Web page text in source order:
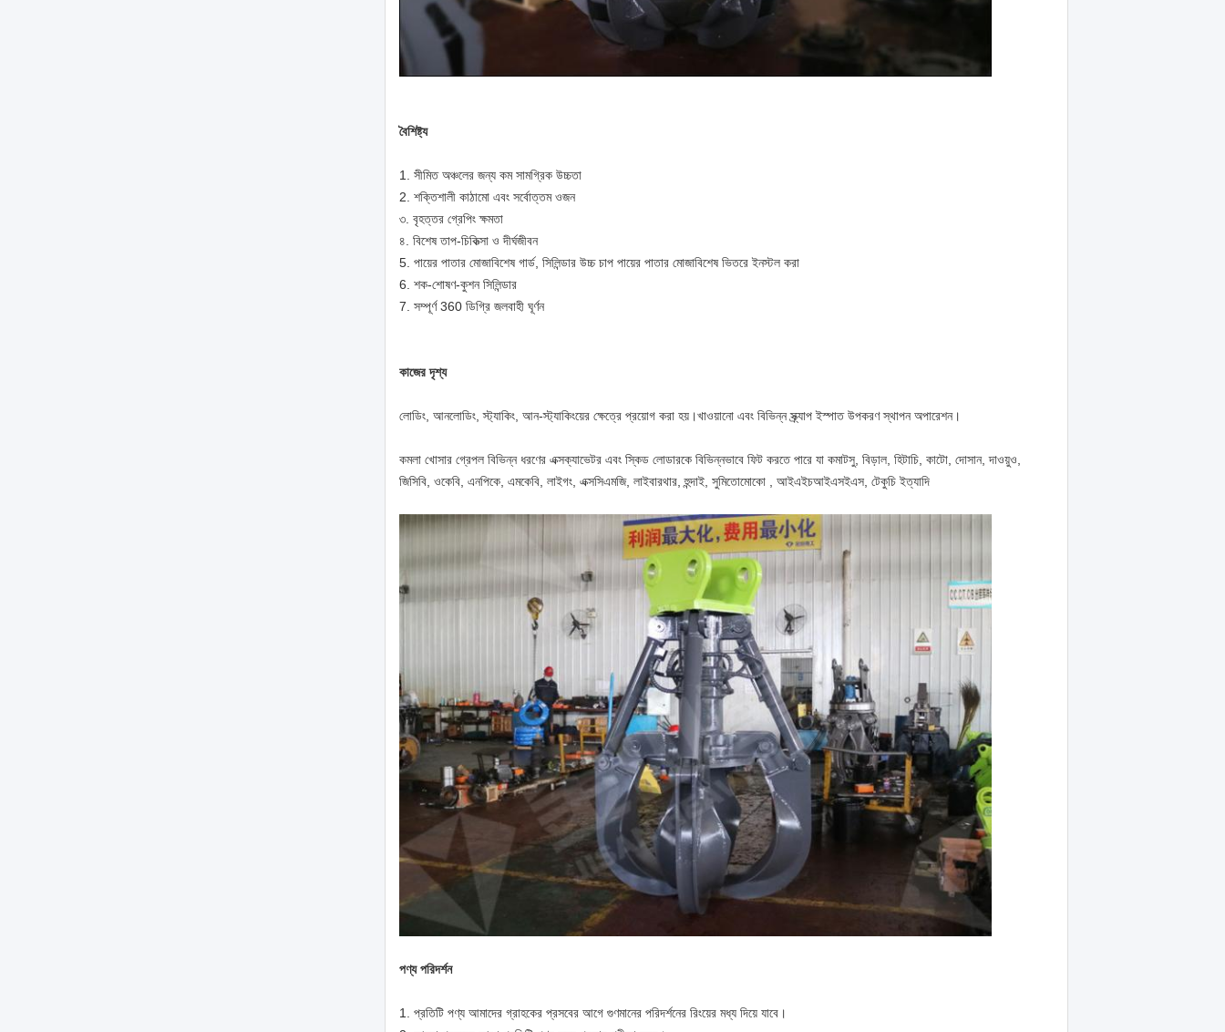
বৈশিষ্ট্য
1. সীমিত অঞ্চলের জন্য কম সামগ্রিক উচ্চতা
2. শক্তিশালী কাঠামো এবং সর্বোত্তম ওজন
৩. বৃহত্তর গ্রেপিং ক্ষমতা
৪. বিশেষ তাপ-চিকিত্সা ও দীর্ঘজীবন
5. পায়ের পাতার মোজাবিশেষ গার্ড, সিলিন্ডার উচ্চ চাপ পায়ের পাতার মোজাবিশেষ ভিতরে ইনস্টল করা
6. শক-শোষণ-কুশন সিলিন্ডার
7. সম্পূর্ণ 360 ডিগ্রি জলবাহী ঘূর্ণন
কাজের দৃশ্য
লোডিং, আনলোডিং, স্ট্যাকিং, আন-স্ট্যাকিংয়ের ক্ষেত্রে প্রয়োগ করা হয়।খাওয়ানো এবং বিভিন্ন স্ক্র্যাপ ইস্পাত উপকরণ স্থাপন অপারেশন।
কমলা খোসার গ্রেপল বিভিন্ন ধরণের এক্সক্যাভেটর এবং স্কিড লোডারকে বিভিন্নভাবে ফিট করতে পারে যা কমাটসু, বিড়াল, হিটাচি, কাটো, দোসান, দাওয়ুও,
জিসিবি, ওকেবি, এনপিকে, এমকেবি, লাইগং, এক্সসিএমজি, লাইবারথার, হুন্দাই, সুমিতোমোকো , আইএইচআইএসইএস, টেকুচি ইত্যাদি
পণ্য পরিদর্শন
1. প্রতিটি পণ্য আমাদের গ্রাহকের প্রসবের আগে গুণমানের পরিদর্শনের রিংয়ের মধ্য দিয়ে যাবে।